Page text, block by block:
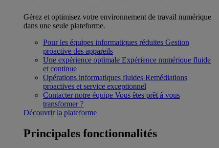
Gérez et optimisez votre environnement de travail numérique
dans une seule plateforme.
Pour les équipes informatiques réduites Gestion
proactive des appareils
Une expérience optimale Expérience numérique fluide
et continue
Opérations informatiques fluides Remédiations
proactives et service exceptionnel
Contacter notre équipe Vous êtes prêt à vous
transformer ?
Découvrir la plateforme
Principales fonctionnalités